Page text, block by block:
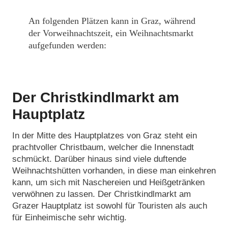
An folgenden Plätzen kann in Graz, während
der Vorweihnachtszeit, ein Weihnachtsmarkt
aufgefunden werden:
Der Christkindlmarkt am
Hauptplatz
In der Mitte des Hauptplatzes von Graz steht ein
prachtvoller Christbaum, welcher die Innenstadt
schmückt. Darüber hinaus sind viele duftende
Weihnachtshütten vorhanden, in diese man einkehren
kann, um sich mit Naschereien und Heißgetränken
verwöhnen zu lassen. Der Christkindlmarkt am
Grazer Hauptplatz ist sowohl für Touristen als auch
für Einheimische sehr wichtig.